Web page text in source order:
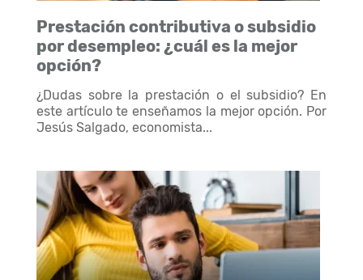
Prestación contributiva o subsidio
por desempleo: ¿cuál es la mejor
opción?
¿Dudas sobre la prestación o el subsidio? En
este artículo te enseñamos la mejor opción. Por
Jesús Salgado, economista...